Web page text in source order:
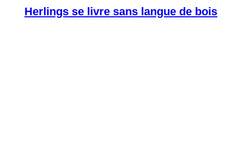
Herlings se livre sans langue de bois